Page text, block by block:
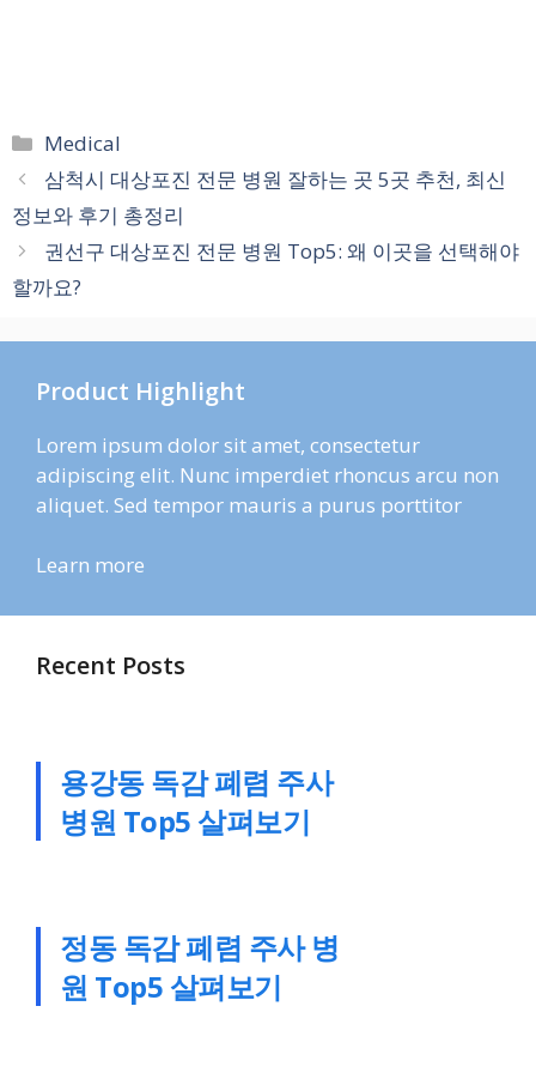
카
테
고
리
Medical
삼척시 대상포진 전문 병원 잘하는 곳 5곳 추천, 최신
정보와 후기 총정리
권선구 대상포진 전문 병원 Top5: 왜 이곳을 선택해야
할까요?
Product Highlight
Lorem ipsum dolor sit amet, consectetur
adipiscing elit. Nunc imperdiet rhoncus arcu non
aliquet. Sed tempor mauris a purus porttitor
Learn more
Recent Posts
용강동 독감 폐렴 주사
병원 Top5 살펴보기
정동 독감 폐렴 주사 병
원 Top5 살펴보기